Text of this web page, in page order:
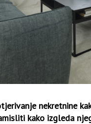
nekretnine
kako izgleda